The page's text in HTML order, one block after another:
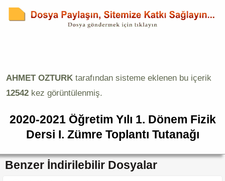
AHMET OZTURK tarafından sisteme eklenen bu içerik
12542 kez görüntülenmiş.
2020-2021 Öğretim Yılı 1. Dönem Fizik
Dersi I. Zümre Toplantı Tutanağı
Benzer İndirilebilir Dosyalar